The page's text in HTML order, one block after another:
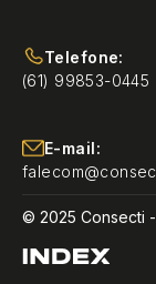
Telefone:
(61) 99853-0445
E-mail:
© 2025 Consecti